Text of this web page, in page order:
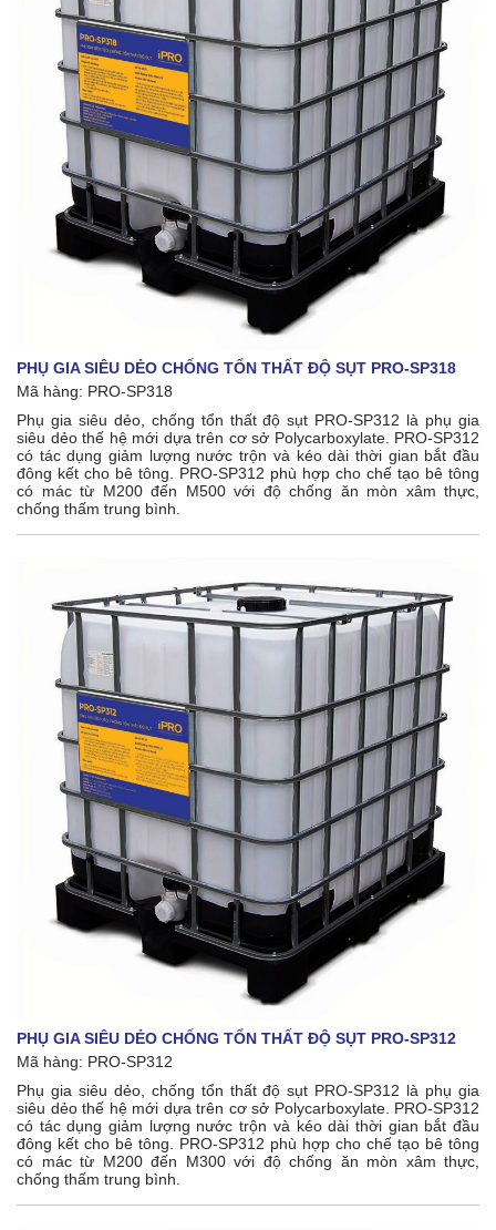
PHỤ GIA SIÊU DẺO CHỐNG TỔN THẤT ĐỘ SỤT PRO-SP318
Mã hàng: PRO-SP318
Phụ gia siêu dẻo, chống tổn thất độ sụt PRO-SP312 là phụ gia
siêu dẻo thế hệ mới dựa trên cơ sở Polycarboxylate. PRO-SP312
có tác dụng giảm lượng nước trộn và kéo dài thời gian bắt đầu
đông kết cho bê tông. PRO-SP312 phù hợp cho chế tạo bê tông
có mác từ M200 đến M500 với độ chống ăn mòn xâm thực,
chống thấm trung bình.
PHỤ GIA SIÊU DẺO CHỐNG TỔN THẤT ĐỘ SỤT PRO-SP312
Mã hàng: PRO-SP312
Phụ gia siêu dẻo, chống tổn thất độ sụt PRO-SP312 là phụ gia
siêu dẻo thế hệ mới dựa trên cơ sở Polycarboxylate. PRO-SP312
có tác dụng giảm lượng nước trộn và kéo dài thời gian bắt đầu
đông kết cho bê tông. PRO-SP312 phù hợp cho chế tạo bê tông
có mác từ M200 đến M300 với độ chống ăn mòn xâm thực,
chống thấm trung bình.